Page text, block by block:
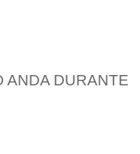
DURANTE